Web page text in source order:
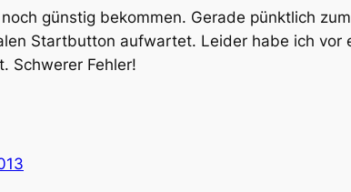
noch günstig bekommen. Gerade pünktlich
Startbutton aufwartet. Leider habe ich vor
Schwerer Fehler!